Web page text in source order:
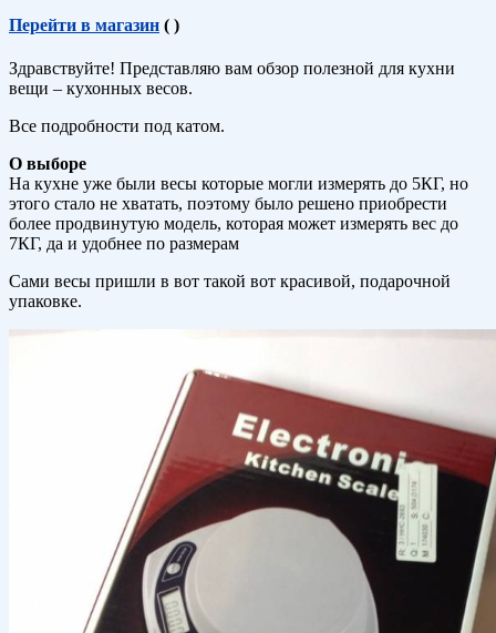
Перейти в магазин ( )
Здравствуйте! Представляю вам обзор полезной для кухни
вещи – кухонных весов.
Все подробности под катом.
О выборе
На кухне уже были весы которые могли измерять до 5КГ, но
этого стало не хватать, поэтому было решено приобрести
более продвинутую модель, которая может измерять вес до
7КГ, да и удобнее по размерам
Сами весы пришли в вот такой вот красивой, подарочной
упаковке.